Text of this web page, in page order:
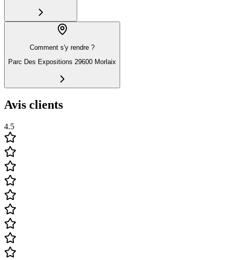
Comment s'y rendre ?
Parc Des Expositions 29600 Morlaix
Avis clients
4.5